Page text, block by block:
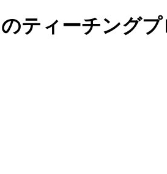
ティーチング